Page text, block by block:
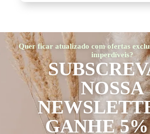
Quer ficar atualizado com ofertas
imperdíveis?
NOSSA
GANHE